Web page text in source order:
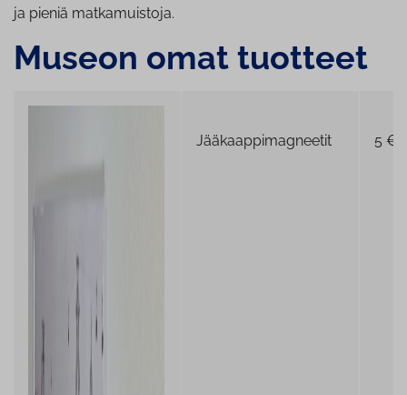
ja pieniä matkamuistoja.
Museon omat tuotteet
Jääkaappimagneetit 5 €